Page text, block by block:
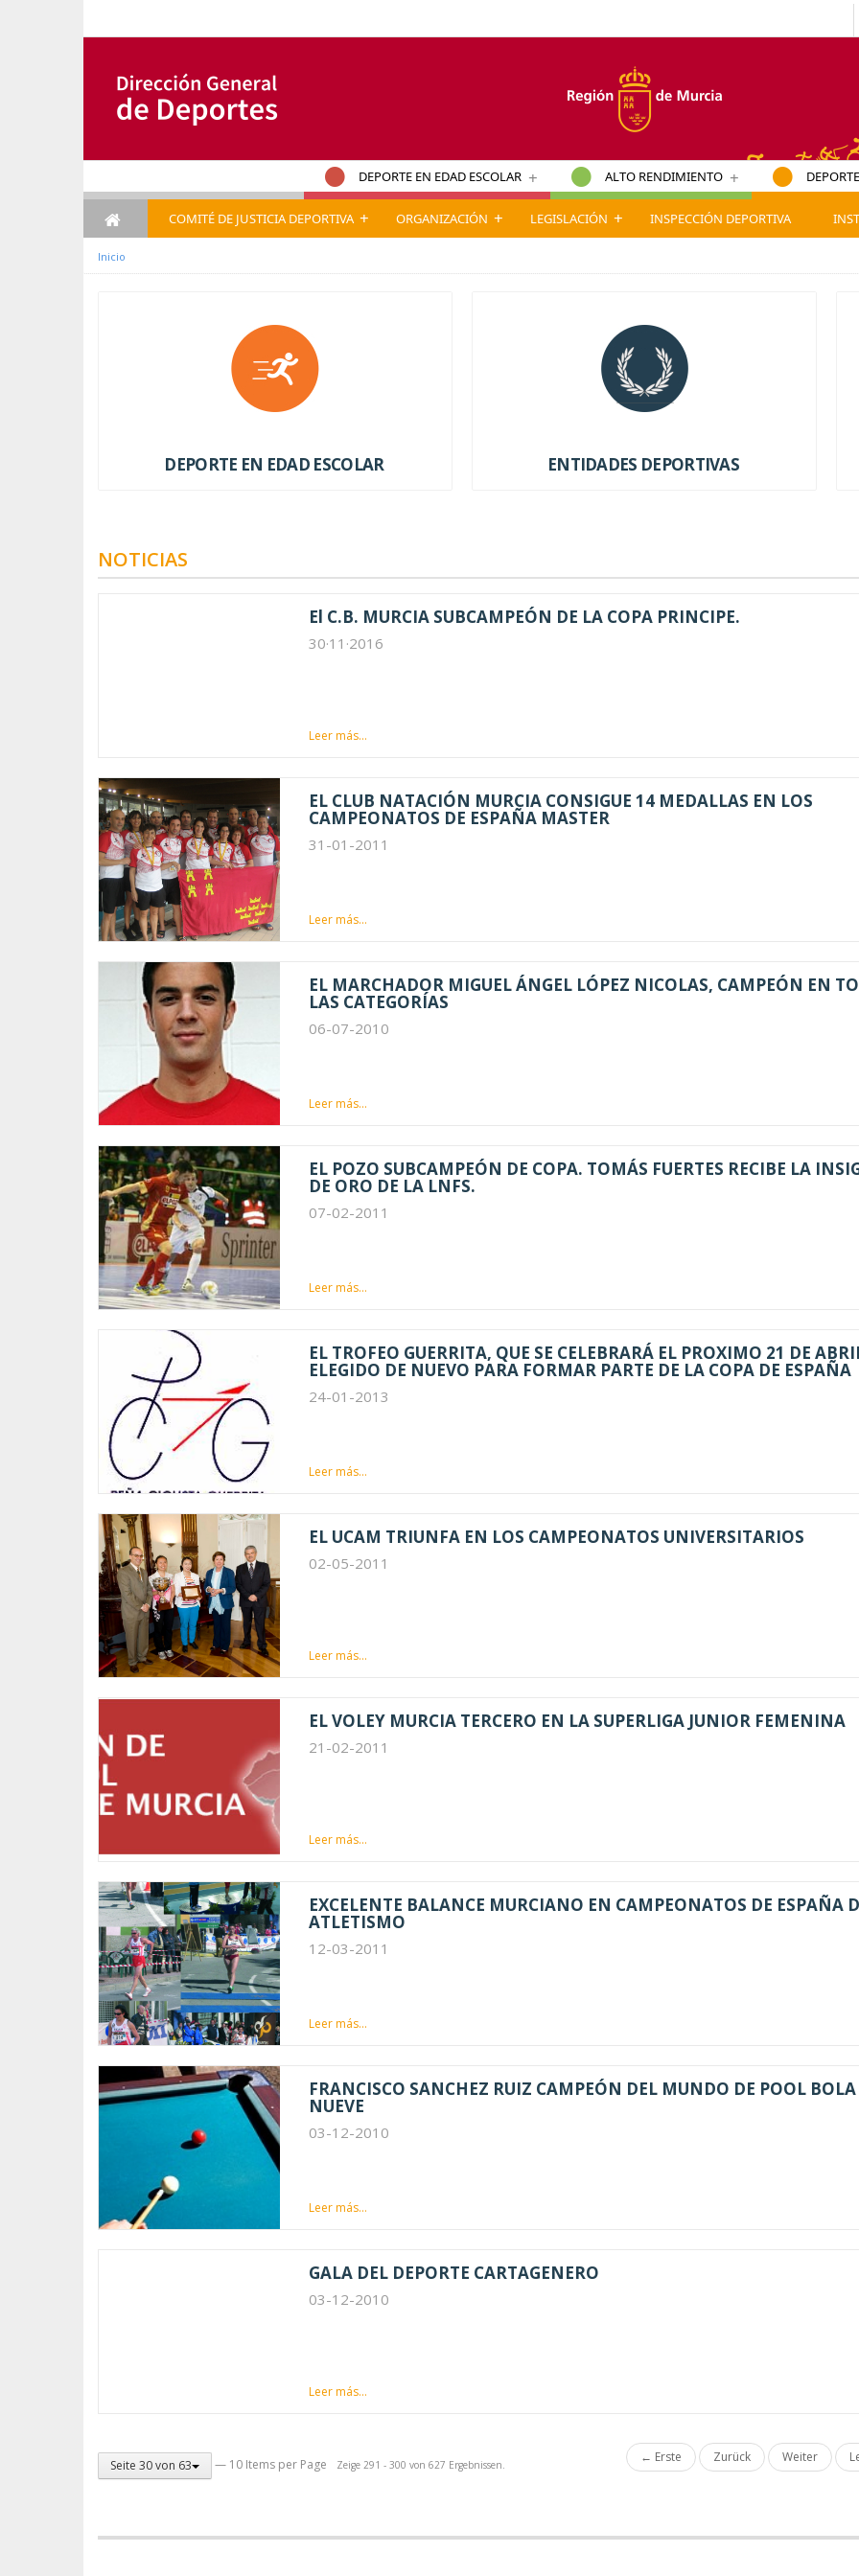
DEPORTE EN EDAD ESCOLAR + ALTO RENDIMIENTO +
COMITÉ DE JUSTICIA DEPORTIVA + ORGANIZACIÓN + LEGISLACIÓN + INSPECCIÓN DEPORTIVA
Inicio
DEPORTE EN EDAD ESCOLAR ENTIDADES DEPORTIVAS
NOTICIAS
El C.B. MURCIA SUBCAMPEÓN DE LA COPA PRINCIPE.
30·11·2016
Leer más...
EL CLUB NATACIÓN MURCIA CONSIGUE 14 MEDALLAS EN LOS
CAMPEONATOS DE ESPAÑA MASTER
31-01-2011
Leer más...
EL MARCHADOR MIGUEL ÁNGEL LÓPEZ NICOLAS, CAMPEÓN EN
LAS CATEGORÍAS
06-07-2010
Leer más...
EL POZO SUBCAMPEÓN DE COPA. TOMÁS FUERTES RECIBE LA
DE ORO DE LA LNFS.
07-02-2011
Leer más...
EL TROFEO GUERRITA, QUE SE CELEBRARÁ EL PROXIMO 21 DE
ELEGIDO DE NUEVO PARA FORMAR PARTE DE LA COPA DE ESPAÑA
24-01-2013
Leer más...
EL UCAM TRIUNFA EN LOS CAMPEONATOS UNIVERSITARIOS
02-05-2011
Leer más...
EL VOLEY MURCIA TERCERO EN LA SUPERLIGA JUNIOR FEMENINA
21-02-2011
Leer más...
EXCELENTE BALANCE MURCIANO EN CAMPEONATOS DE ESPAÑA
ATLETISMO
12-03-2011
Leer más...
FRANCISCO SANCHEZ RUIZ CAMPEÓN DEL MUNDO DE POOL BOLA
NUEVE
03-12-2010
Leer más...
GALA DEL DEPORTE CARTAGENERO
03-12-2010
Leer más...
Seite 30 von 63 — 10 Items per Page Zeige 291 - 300 von 627 Ergebnissen. ← Erste Zurück Weiter